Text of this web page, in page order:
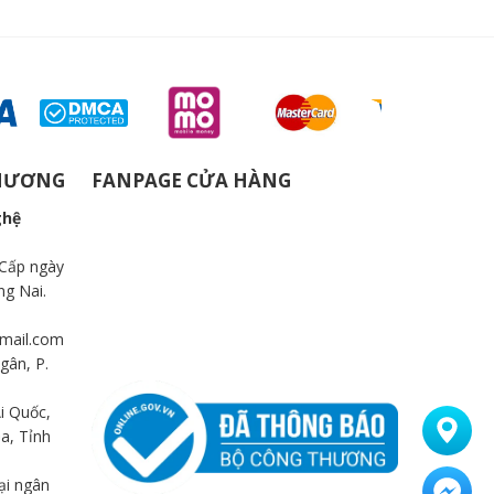
ngày
Nai.
P.
Quốc,
Tỉnh
ngân
FANPAGE CỬA HÀNG